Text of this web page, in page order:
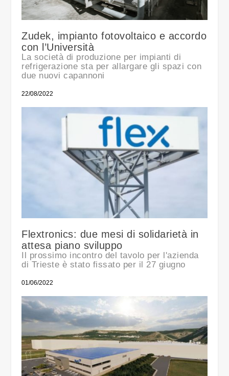
Zudek, impianto fotovoltaico e accordo
con l’Università
La società di produzione per impianti di
refrigerazione sta per allargare gli spazi con
due nuovi capannoni
22/08/2022
Flextronics: due mesi di solidarietà in
attesa piano sviluppo
Il prossimo incontro del tavolo per l'azienda
di Trieste è stato fissato per il 27 giugno
01/06/2022